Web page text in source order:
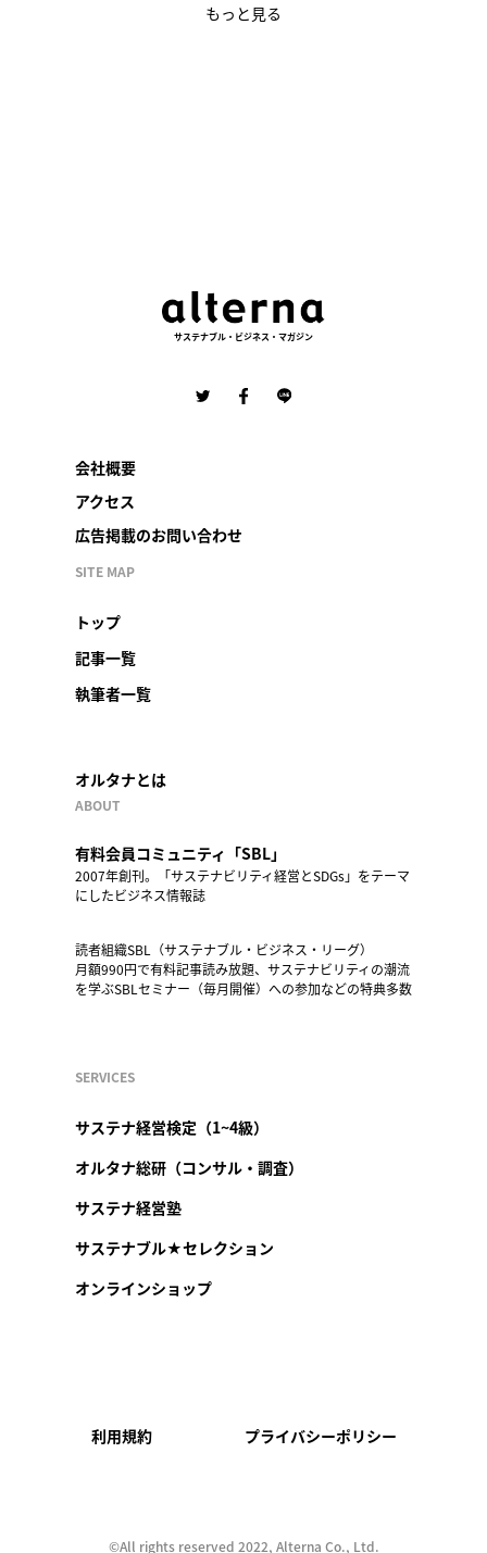
もっと見る
サステナブル・ビジネス・マガジン
会社概要
アクセス
広告掲載のお問い合わせ
SITE MAP
トップ
記事一覧
執筆者一覧
オルタナとは
ABOUT
有料会員コミュニティ「SBL」
2007年創刊。「サステナビリティ経営とSDGs」をテーマ
にしたビジネス情報誌
読者組織SBL（サステナブル・ビジネス・リーグ）
月額990円で有料記事読み放題、サステナビリティの潮流
を学ぶSBLセミナー（毎月開催）への参加などの特典多数
SERVICES
サステナ経営検定（1~4級）
オルタナ総研（コンサル・調査）
サステナ経営塾
サステナブル★セレクション
オンラインショップ
利用規約 プライバシーポリシー
©︎All rights reserved 2022, Alterna Co., Ltd.